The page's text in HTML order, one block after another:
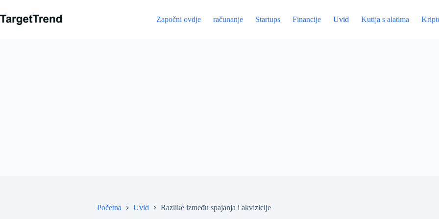
sadržaj
Započni ovdje računanje Startups Financije Uvid Kutija s alatima
Početna Uvid Razlike između spajanja i akvizicije